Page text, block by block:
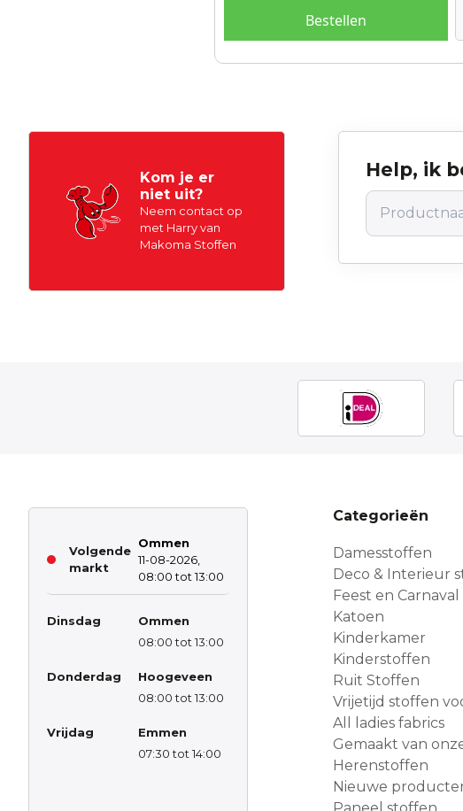
Bestellen
Kom je er
niet uit?
Neem contact op
met Harry van
Makoma Stoffen
Help, ik
Volgende
markt
Ommen
11-08-2026,
08:00 tot 13:00
Dinsdag
Ommen
08:00 tot 13:00
Donderdag
Hoogeveen
08:00 tot 13:00
Vrijdag
Emmen
07:30 tot 14:00
Categorieën
Damesstoffen
Deco & Interieur
Feest en Carnaval
Katoen
Kinderkamer
Kinderstoffen
Ruit Stoffen
Vrijetijd stoffen
All ladies fabrics
Gemaakt van
Herenstoffen
Nieuwe
Paneel stoffen